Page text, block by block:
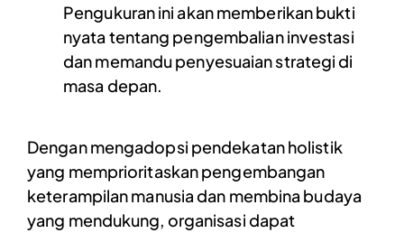
Pengukuran ini akan memberikan bukti
nyata tentang pengembalian investasi
dan memandu penyesuaian strategi di
masa depan.
Dengan mengadopsi pendekatan holistik
yang memprioritaskan pengembangan
keterampilan manusia dan membina budaya
yang mendukung, organisasi dapat